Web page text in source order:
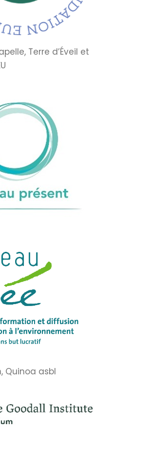
Terre d’Éveil et
Quinoa asbl